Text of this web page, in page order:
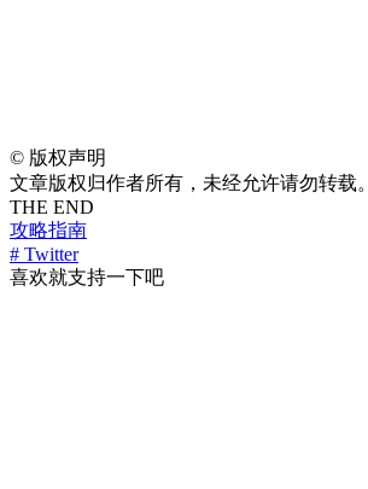
© 版权声明
文章版权归作者所有，未经允许请勿转载。
THE END
攻略指南
# Twitter
喜欢就支持一下吧